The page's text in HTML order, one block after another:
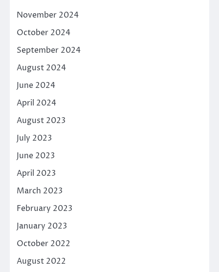
November 2024
October 2024
September 2024
August 2024
June 2024
April 2024
August 2023
July 2023
June 2023
April 2023
March 2023
February 2023
January 2023
October 2022
August 2022